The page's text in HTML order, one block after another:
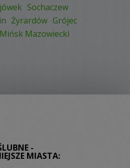
Sochaczew
Żyrardów Grójec
Mińsk Mazowiecki
-
MIASTA: